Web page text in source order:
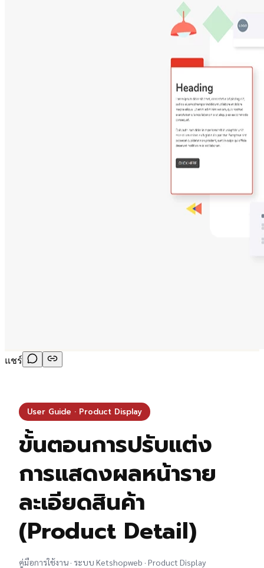
แชร์
User Guide · Product Display
ขั้นตอนการปรับแต่ง
การแสดงผลหน้าราย
ละเอียดสินค้า
(Product Detail)
คู่มือการใช้งาน · ระบบ Ketshopweb · Product Display